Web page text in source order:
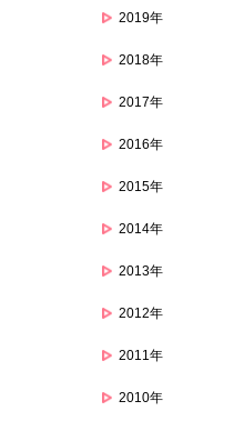
2019年
2018年
2017年
2016年
2015年
2014年
2013年
2012年
2011年
2010年